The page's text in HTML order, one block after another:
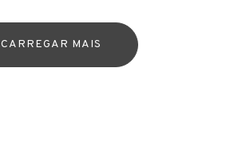
CARREGAR MAIS